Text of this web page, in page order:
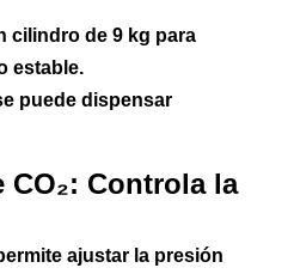
cilindro de 9 kg para
estable.
puede dispensar
CO₂: Controla la
ajustar la presión